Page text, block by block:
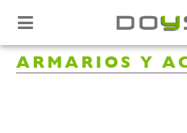
ARMARIOS Y